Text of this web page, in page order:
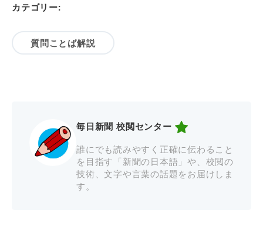
カテゴリー:
質問ことば解説
毎日新聞 校閲センター
誰にでも読みやすく正確に伝わること
を目指す「新聞の日本語」や、校閲の
技術、文字や言葉の話題をお届けしま
す。